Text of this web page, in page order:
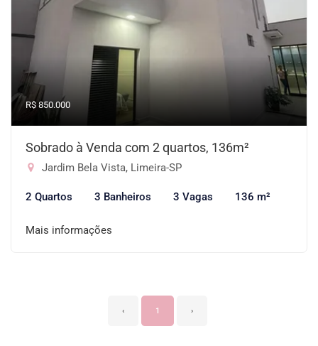
R$ 850.000
Sobrado à Venda com 2 quartos, 136m²
Jardim Bela Vista, Limeira-SP
2 Quartos 3 Banheiros 3 Vagas 136 m²
Mais informações
‹ 1 ›